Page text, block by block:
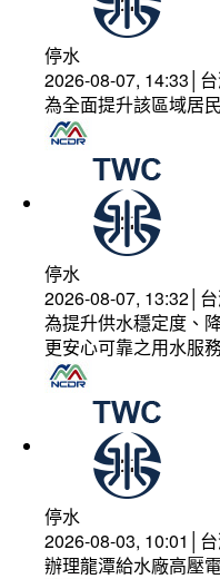
停水
2026-08-07, 14:33│
為全面提升該區域居
停水
2026-08-07, 13:32│
為提升供水穩定度、
更安心可靠之用水服
停水
2026-08-03, 10:01│
辦理龍潭給水廠高壓